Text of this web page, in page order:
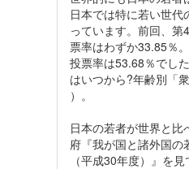
日本では特に若い世
っています。前回、
票率はわずか33.85％
投票率は53.68％でし
はいつから?年齢別「
）。
日本の若者が世界と
府『我が国と諸外国の
（平成30年度）』を見